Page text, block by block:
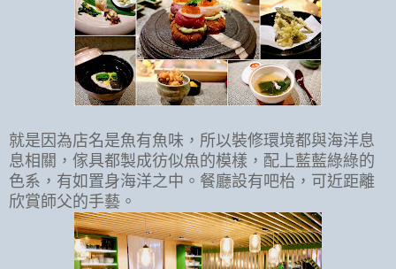
就是因為店名是魚有魚味，所以裝修環境都與海洋息
息相關，傢具都製成彷似魚的模樣，配上藍藍綠綠的
色系，有如置身海洋之中。餐廳設有吧枱，可近距離
欣賞師父的手藝。